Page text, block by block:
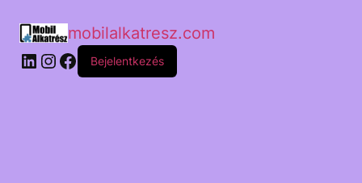
mobilalkatresz.com
Bejelentkezés